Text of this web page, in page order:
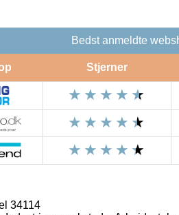
Bedst anmeldte
Stjerner
34114